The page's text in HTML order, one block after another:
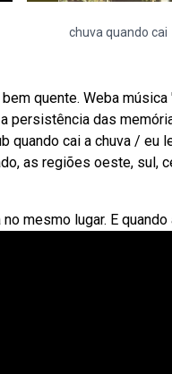
chuva quando cai
quente. Weba música
das
quando cai a chuva /
as regiões oeste, sul,
mesmo lugar. E quando